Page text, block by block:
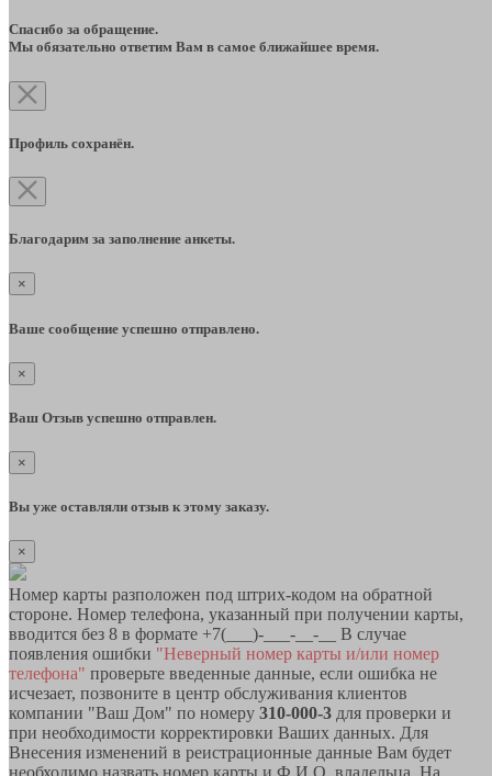
Спасибо за обращение.
Мы обязательно ответим Вам в самое ближайшее время.
Профиль сохранён.
Благодарим за заполнение анкеты.
×
Ваше сообщение успешно отправлено.
×
Ваш Отзыв успешно отправлен.
×
Вы уже оставляли отзыв к этому заказу.
×
Номер карты разположен под штрих-кодом на обратной
стороне. Номер телефона, указанный при получении карты,
вводится без 8 в формате +7(___)-___-__-__ В случае
появления ошибки "Неверный номер карты и/или номер
телефона" проверьте введенные данные, если ошибка не
исчезает, позвоните в центр обслуживания клиентов
компании "Ваш Дом" по номеру 310-000-3 для проверки и
при необходимости корректировки Ваших данных. Для
Внесения изменений в реистрационные данные Вам будет